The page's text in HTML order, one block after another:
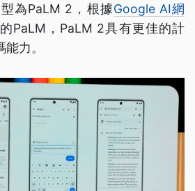
為PaLM 2，根據Google AI網
PaLM，PaLM 2具有更佳的計
力。